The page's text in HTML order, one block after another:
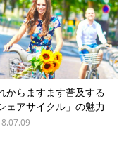
からますます普及する
ェアサイクル」の魅力